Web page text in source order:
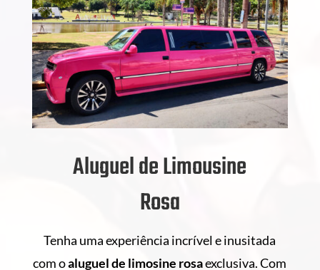
Aluguel de Limousine
Rosa
Tenha uma experiência incrível e inusitada
com oaluguel de limosine rosaexclusiva. Com